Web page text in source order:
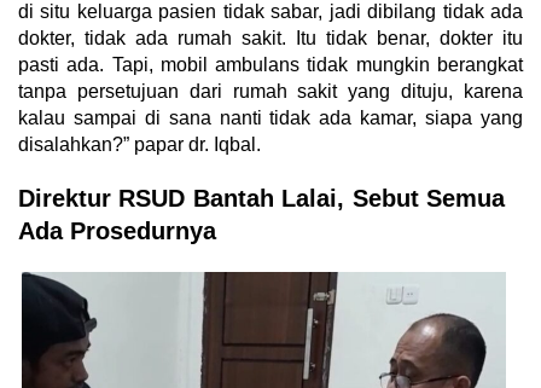
di situ keluarga pasien tidak sabar, jadi dibilang tidak ada
dokter, tidak ada rumah sakit. Itu tidak benar, dokter itu
pasti ada. Tapi, mobil ambulans tidak mungkin berangkat
tanpa persetujuan dari rumah sakit yang dituju, karena
kalau sampai di sana nanti tidak ada kamar, siapa yang
disalahkan?” papar dr. Iqbal.
Direktur RSUD Bantah Lalai, Sebut Semua
Ada Prosedurnya